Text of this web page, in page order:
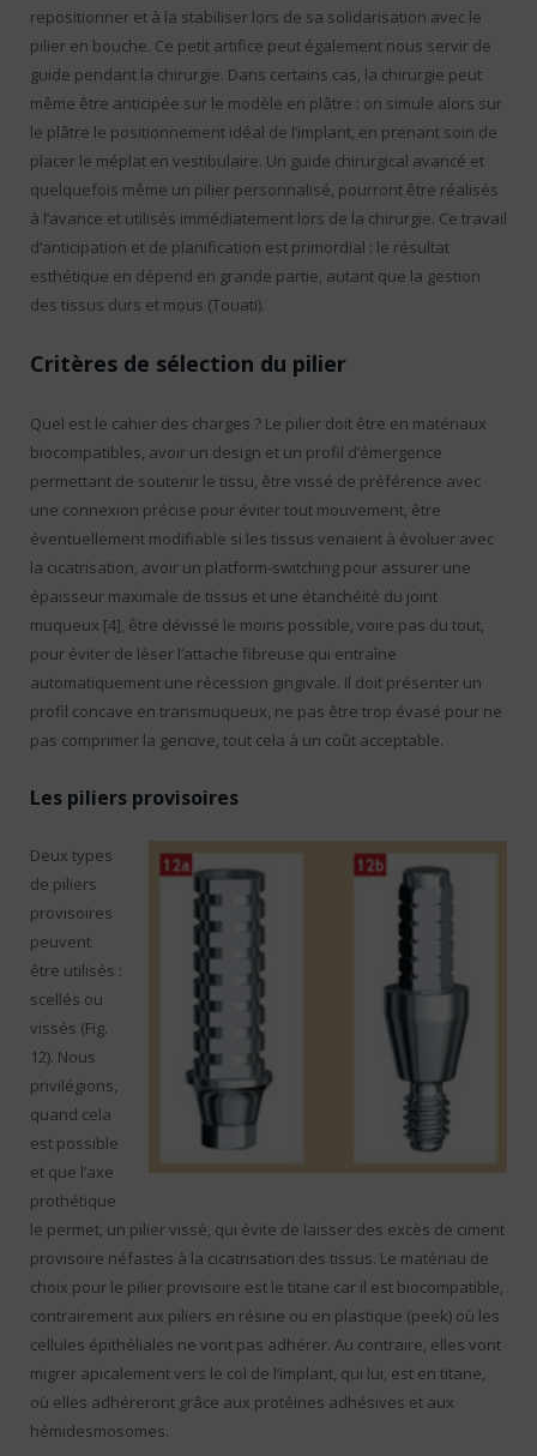
repositionner et à la stabiliser lors de sa solidarisation avec le
pilier en bouche. Ce petit artifice peut également nous servir de
guide pendant la chirurgie. Dans certains cas, la chirurgie peut
même être anticipée sur le modèle en plâtre : on simule alors sur
le plâtre le positionnement idéal de l’implant, en prenant soin de
placer le méplat en vestibulaire. Un guide chirurgical avancé et
quelquefois même un pilier personnalisé, pourront être réalisés
à l’avance et utilisés immédiatement lors de la chirurgie. Ce travail
d’anticipation et de planification est primordial : le résultat
esthétique en dépend en grande partie, autant que la gestion
des tissus durs et mous (Touati).
Critères de sélection du pilier
Quel est le cahier des charges ? Le pilier doit être en matériaux
biocompatibles, avoir un design et un profil d’émergence
permettant de soutenir le tissu, être vissé de préférence avec
une connexion précise pour éviter tout mouvement, être
éventuellement modifiable si les tissus venaient à évoluer avec
la cicatrisation, avoir un platform-switching pour assurer une
épaisseur maximale de tissus et une étanchéité du joint
muqueux [4], être dévissé le moins possible, voire pas du tout,
pour éviter de léser l’attache fibreuse qui entraîne
automatiquement une récession gingivale. Il doit présenter un
profil concave en transmuqueux, ne pas être trop évasé pour ne
pas comprimer la gencive, tout cela à un coût acceptable.
Les piliers provisoires
Deux types
de piliers
provisoires
peuvent
être utilisés :
scellés ou
vissés (Fig.
12). Nous
privilégions,
quand cela
est possible
et que l’axe
prothétique
le permet, un pilier vissé, qui évite de laisser des excès de ciment
provisoire néfastes à la cicatrisation des tissus. Le matériau de
choix pour le pilier provisoire est le titane car il est biocompatible,
contrairement aux piliers en résine ou en plastique (peek) où les
cellules épithéliales ne vont pas adhérer. Au contraire, elles vont
migrer apicalement vers le col de l’implant, qui lui, est en titane,
où elles adhéreront grâce aux protéines adhésives et aux
hémidesmosomes.